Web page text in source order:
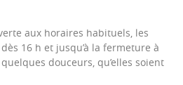
aux horaires habituels, les
16 h et jusqu’à la fermeture à
douceurs, qu’elles soient